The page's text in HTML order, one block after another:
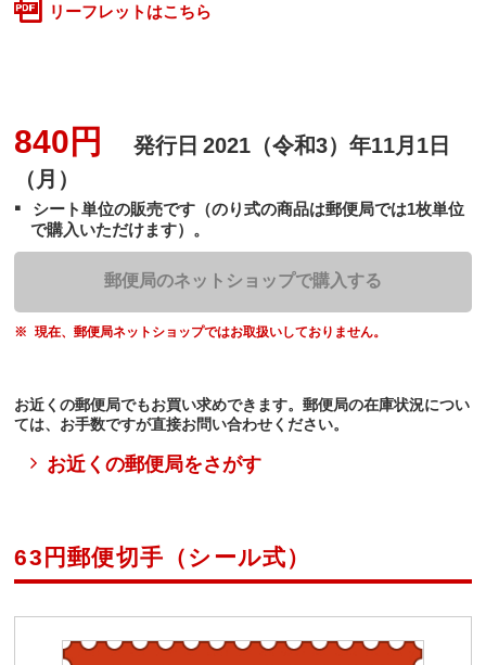
リーフレットはこちら
840円 発行日 2021（令和3）年11月1日
（月）
シート単位の販売です（のり式の商品は郵便局では1枚単位
で購入いただけます）。
郵便局のネットショップで購入する
現在、郵便局ネットショップではお取扱いしておりません。
お近くの郵便局でもお買い求めできます。郵便局の在庫状況につい
ては、お手数ですが直接お問い合わせください。
お近くの郵便局をさがす
63円郵便切手（シール式）